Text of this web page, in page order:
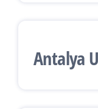
Antalya